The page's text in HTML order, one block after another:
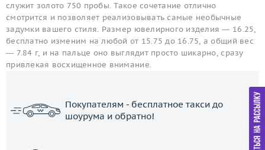
служит золото 750 пробы. Такое сочетание отлично
смотрится и позволяет реализовывать самые необычные
задумки вашего стиля. Размер ювелирного изделия — 16.25,
бесплатно изменим на любой от 15.75 до 16.75, а общий вес
— 7.84 г, и на пальце оно выглядит просто шикарно, сразу
привлекая восхищенное внимание.
Покупателям - бесплатное такси до
шоурума и обратно!